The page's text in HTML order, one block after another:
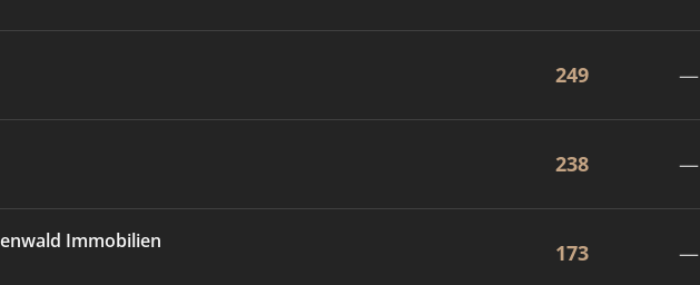
249 —
238 —
Immobilien 173 —